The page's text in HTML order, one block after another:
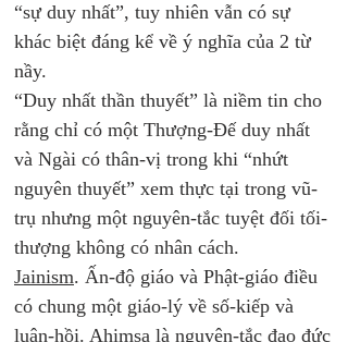
“sự duy nhất”, tuy nhiên vẫn có sự
khác biệt đáng kể về ý nghĩa của 2 từ
nầy.
“Duy nhất thần thuyết” là niềm tin cho
rằng chỉ có một Thượng-Đế duy nhất
và Ngài có thân-vị trong khi “nhứt
nguyên thuyết” xem thực tại trong vũ-
trụ nhưng một nguyên-tắc tuyệt đối tối-
thượng không có nhân cách.
Jainism. Ấn-độ giáo và Phật-giáo điều
có chung một giáo-lý về số-kiếp và
luân-hồi. Ahimsa là nguyên-tắc đạo đức